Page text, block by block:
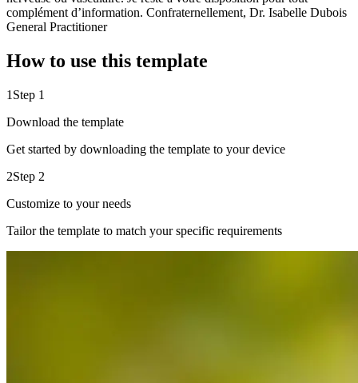
complément d’information. Confraternellement, Dr. Isabelle Dubois
General Practitioner
How to use this template
1 Step 1
Download the template
Get started by downloading the template to your device
2Step 2
Customize to your needs
Tailor the template to match your specific requirements